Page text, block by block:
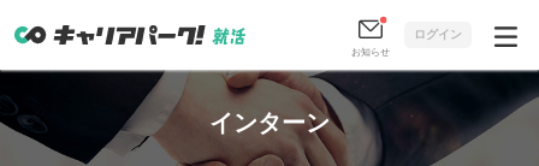
お知らせ
ログイン
インターン